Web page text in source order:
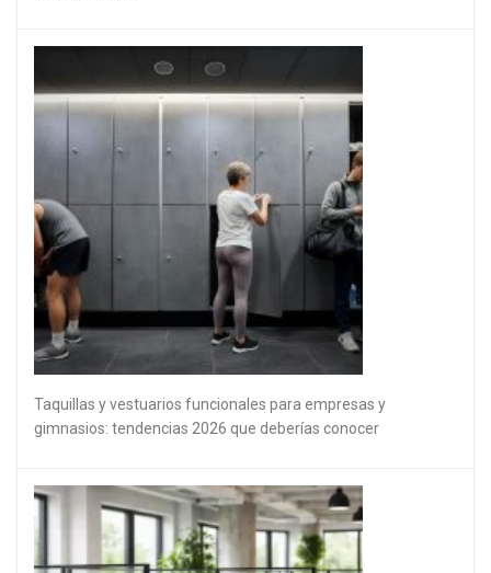
Taquillas y vestuarios funcionales para empresas y
gimnasios: tendencias 2026 que deberías conocer